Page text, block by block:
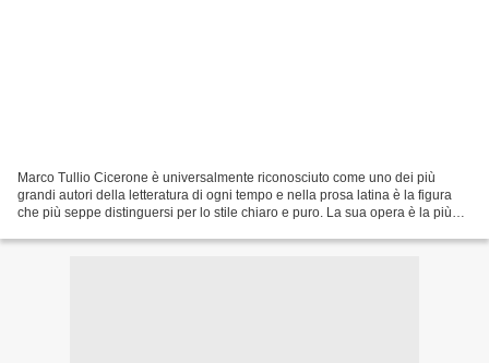
Marco Tullio Cicerone è universalmente riconosciuto come uno dei più
grandi autori della letteratura di ogni tempo e nella prosa latina è la figura
che più seppe distinguersi per lo stile chiaro e puro. La sua opera è la più